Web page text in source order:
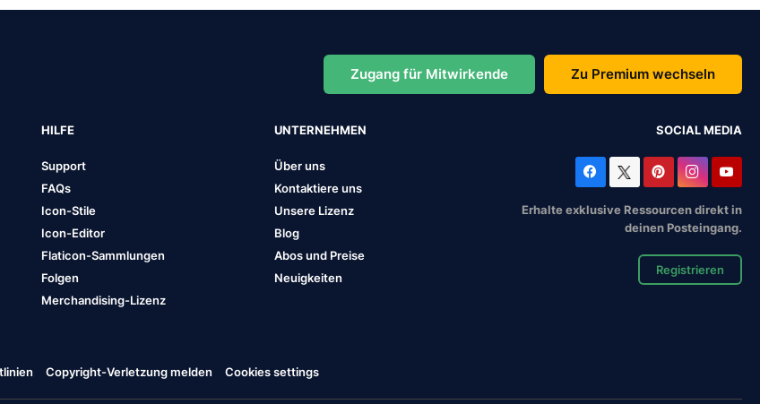
Zugang für Mitwirkende Zu Premium wechseln
HILFE
Support
FAQs
Icon-Stile
Icon-Editor
Flaticon-Sammlungen
Folgen
Merchandising-Lizenz
UNTERNEHMEN
Über uns
Kontaktiere uns
Unsere Lizenz
Blog
Abos und Preise
Neuigkeiten
SOCIAL MEDIA
Erhalte exklusive Ressourcen direkt in
deinen Posteingang.
Registrieren
Copyright-Verletzung melden Cookies settings